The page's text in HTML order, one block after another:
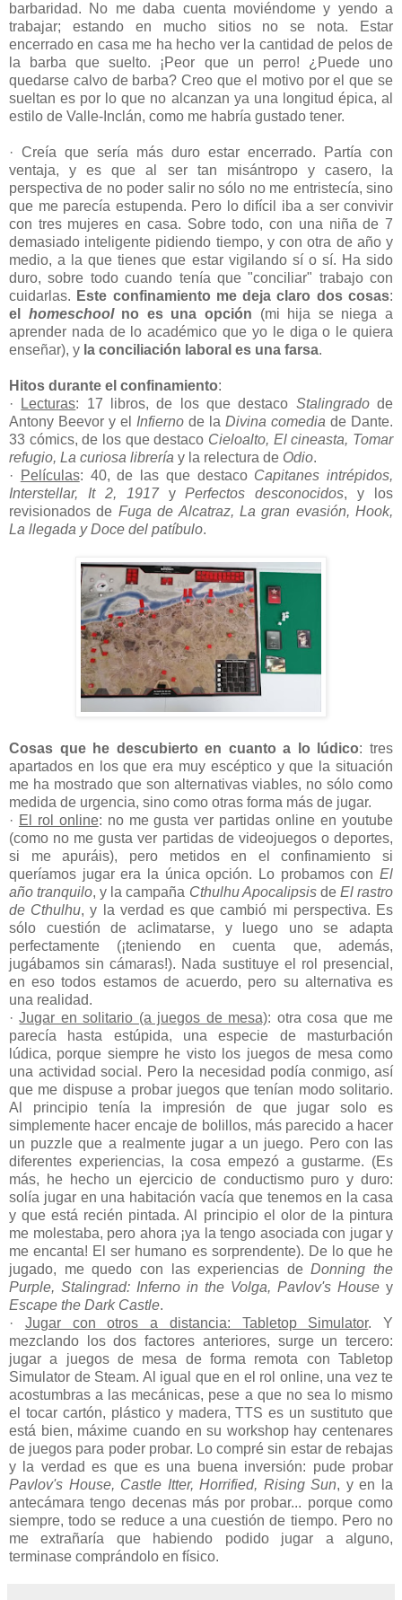
barbaridad. No me daba cuenta moviéndome y yendo a
trabajar; estando en mucho sitios no se nota. Estar
encerrado en casa me ha hecho ver la cantidad de pelos de
la barba que suelto. ¡Peor que un perro! ¿Puede uno
quedarse calvo de barba? Creo que el motivo por el que se
sueltan es por lo que no alcanzan ya una longitud épica, al
estilo de Valle-Inclán, como me habría gustado tener.
· Creía que sería más duro estar encerrado. Partía con
ventaja, y es que al ser tan misántropo y casero, la
perspectiva de no poder salir no sólo no me entristecía, sino
que me parecía estupenda. Pero lo difícil iba a ser convivir
con tres mujeres en casa. Sobre todo, con una niña de 7
demasiado inteligente pidiendo tiempo, y con otra de año y
medio, a la que tienes que estar vigilando sí o sí. Ha sido
duro, sobre todo cuando tenía que "conciliar" trabajo con
cuidarlas. Este confinamiento me deja claro dos cosas:
el homeschoolno es una opción (mi hija se niega a
aprender nada de lo académico que yo le diga o le quiera
enseñar), y la conciliación laboral es una farsa.
Hitos durante el confinamiento:
· Lecturas: 17 libros, de los que destaco Stalingradode
Antony Beevor y el Infierno de la Divina comedia de Dante.
33 cómics, de los que destaco Cieloalto, El cineasta, Tomar
refugio, La curiosa librería y la relectura de Odio.
·
Películas: 40, de las que destaco Capitanes intrépidos,
Interstellar, It 2, 1917yPerfectos desconocidos, y los
revisionados de Fuga de Alcatraz, La gran evasión, Hook,
La llegada y Doce del patíbulo.
Cosas que he descubierto en cuanto a lo lúdico: tres
apartados en los que era muy escéptico y que la situación
me ha mostrado que son alternativas viables, no sólo como
medida de urgencia, sino como otras forma más de jugar.
· El rol online: no me gusta ver partidas online en youtube
(como no me gusta ver partidas de videojuegos o deportes,
si me apuráis), pero metidos en el confinamiento si
queríamos jugar era la única opción. Lo probamos con El
año tranquilo, y la campaña Cthulhu Apocalipsisde El rastro
de Cthulhu, y la verdad es que cambió mi perspectiva. Es
sólo cuestión de aclimatarse, y luego uno se adapta
perfectamente (¡teniendo en cuenta que, además,
jugábamos sin cámaras!). Nada sustituye el rol presencial,
en eso todos estamos de acuerdo, pero su alternativa es
una realidad.
·Jugar en solitario (a juegos de mesa): otra cosa que me
parecía hasta estúpida, una especie de masturbación
lúdica, porque siempre he visto los juegos de mesa como
una actividad social. Pero la necesidad podía conmigo, así
que me dispuse a probar juegos que tenían modo solitario.
Al principio tenía la impresión de que jugar solo es
simplemente hacer encaje de bolillos, más parecido a hacer
un puzzle que a realmente jugar a un juego. Pero con las
diferentes experiencias, la cosa empezó a gustarme. (Es
más, he hecho un ejercicio de conductismo puro y duro:
solía jugar en una habitación vacía que tenemos en la casa
y que está recién pintada. Al principio el olor de la pintura
me molestaba, pero ahora ¡ya la tengo asociada con jugar y
me encanta! El ser humano es sorprendente). De lo que he
jugado, me quedo con las experiencias deDonning the
Purple, Stalingrad: Inferno in the Volga, Pavlov's House y
Escape the Dark Castle.
· Jugar con otros a distancia: Tabletop Simulator. Y
mezclando los dos factores anteriores, surge un tercero:
jugar a juegos de mesa de forma remota con Tabletop
Simulator de Steam. Al igual que en el rol online, una vez te
acostumbras a las mecánicas, pese a que no sea lo mismo
el tocar cartón, plástico y madera, TTS es un sustituto que
está bien, máxime cuando en su workshop hay centenares
de juegos para poder probar. Lo compré sin estar de rebajas
y la verdad es que es una buena inversión: pude probar
Pavlov's House, Castle Itter, Horrified, Rising Sun, y en la
antecámara tengo decenas más por probar... porque como
siempre, todo se reduce a una cuestión de tiempo. Pero no
me extrañaría que habiendo podido jugar a alguno,
terminase comprándolo en físico.